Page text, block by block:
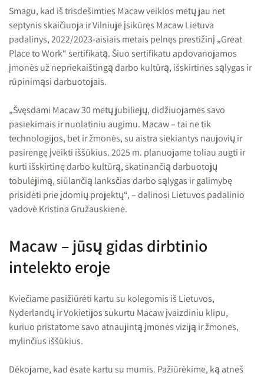
Smagu, kad iš trisdešimties Macaw veiklos metų jau net
septynis skaičiuoja ir Vilniuje įsikūręs Macaw Lietuva
padalinys, 2022/2023-aisiais metais pelnęs prestižinį „Great
Place to Work“ sertifikatą. Šiuo sertifikatu apdovanojamos
įmonės už nepriekaištingą darbo kultūrą, išskirtines sąlygas ir
rūpinimąsi darbuotojais.
„Švęsdami Macaw 30 metų jubiliejų, didžiuojamės savo
pasiekimais ir nuolatiniu augimu. Macaw – tai ne tik
technologijos, bet ir žmonės, su aistra siekiantys naujovių ir
pasirengę įveikti iššūkius. 2025 m. planuojame toliau augti ir
kurti išskirtinę darbo kultūrą, skatinančią darbuotojų
tobulėjimą, siūlančią lanksčias darbo sąlygas ir galimybę
prisidėti prie įdomių projektų“, – dalinosi Lietuvos padalinio
vadovė Kristina Gružauskienė.
Macaw – jūsų gidas dirbtinio
intelekto eroje
Kviečiame pasižiūrėti kartu su kolegomis iš Lietuvos,
Nyderlandų ir Vokietijos sukurtu Macaw įvaizdiniu klipu,
kuriuo pristatome savo atnaujintą įmonės viziją ir žmones,
mylinčius iššūkius.
Dėkojame, kad esate kartu su mumis. Pažiūrėkime, ką atneš